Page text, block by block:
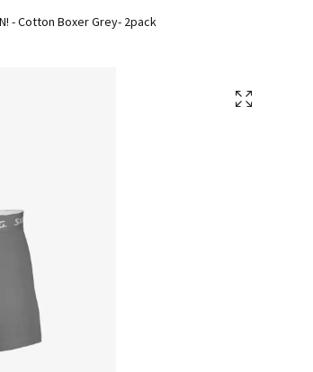
- Cotton Boxer Grey- 2pack